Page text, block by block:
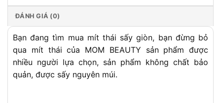
ĐÁNH GIÁ (0)
Bạn đang tìm mua mít thái sấy giòn, bạn đừng bỏ
qua mít thái của MOM BEAUTY sản phẩm được
nhiều người lựa chọn, sản phẩm không chất bảo
quản, được sấy nguyên múi.